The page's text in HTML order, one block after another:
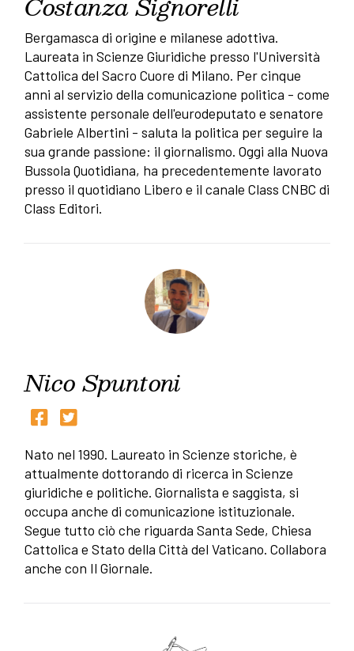
Bergamasca di origine e milanese adottiva.
Laureata in Scienze Giuridiche presso l'Università
Cattolica del Sacro Cuore di Milano. Per cinque
anni al servizio della comunicazione politica - come
assistente personale dell'eurodeputato e senatore
Gabriele Albertini - saluta la politica per seguire la
sua grande passione: il giornalismo. Oggi alla Nuova
Bussola Quotidiana, ha precedentemente lavorato
presso il quotidiano Libero e il canale Class CNBC di
Class Editori.
Nico Spuntoni
Nato nel 1990. Laureato in Scienze storiche, è
attualmente dottorando di ricerca in Scienze
giuridiche e politiche. Giornalista e saggista, si
occupa anche di comunicazione istituzionale.
Segue tutto ciò che riguarda Santa Sede, Chiesa
Cattolica e Stato della Città del Vaticano. Collabora
anche con Il Giornale.